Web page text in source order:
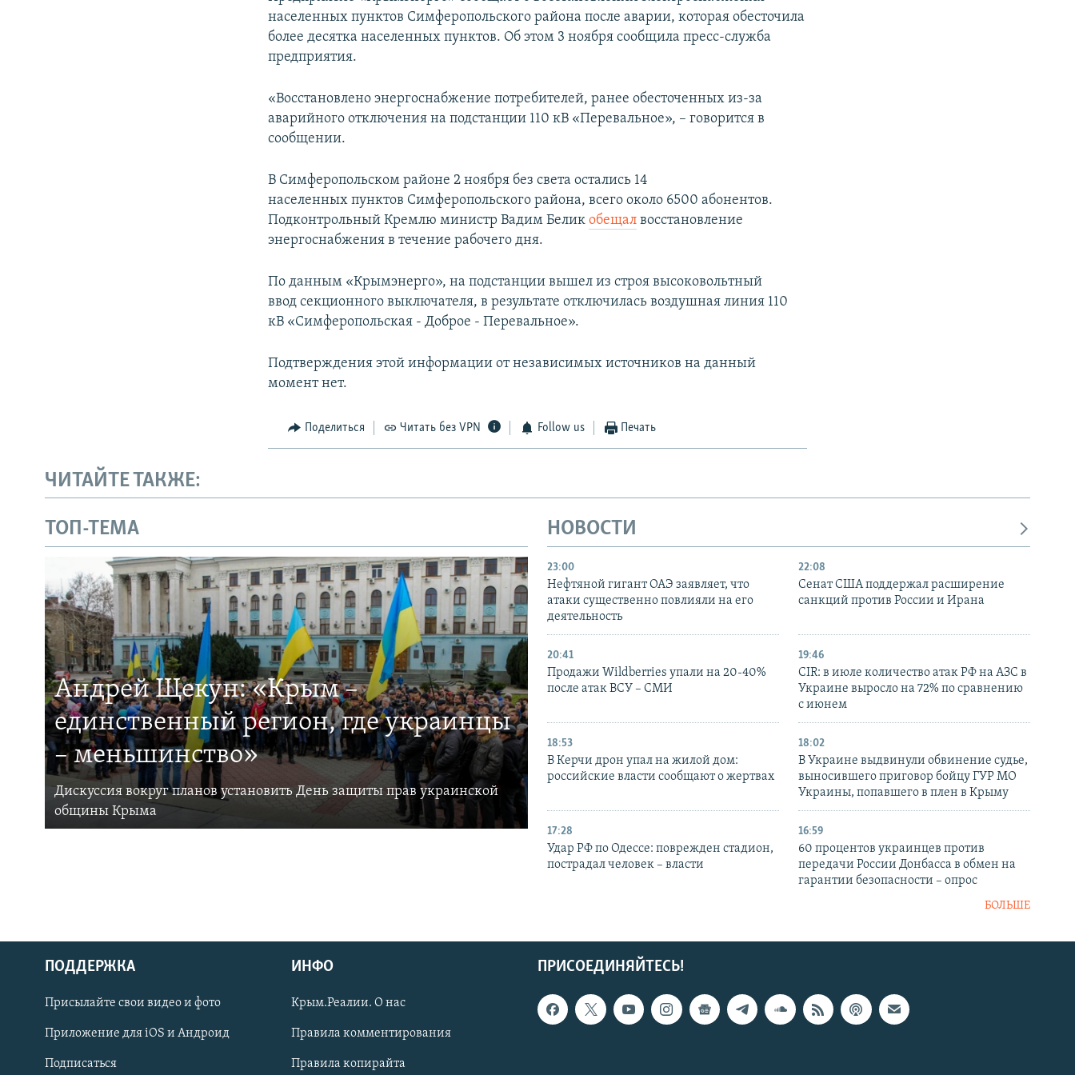
Українською
Qırımtatar
ПРИСОЕДИНЯЙТЕСЬ!
населенных пунктов Симферопольского района после аварии, которая обесточила
более десятка населенных пунктов. Об этом 3 ноября сообщила пресс-служба
предприятия.
«Восстановлено энергоснабжение потребителей, ранее обесточенных из-за
аварийного отключения на подстанции 110 кВ «Перевальное», – говорится в
сообщении.
В Симферопольском районе 2 ноября без света остались 14
населенных пунктов Симферопольского района, всего около 6500 абонентов.
Подконтрольный Кремлю министр Вадим Беликобещал восстановление
энергоснабжения в течение рабочего дня.
По данным «Крымэнерго», на подстанции вышел из строя высоковольтный
ввод секционного выключателя, в результате отключилась воздушная линия 110
кВ «Симферопольская - Доброе - Перевальное».
Подтверждения этой информации от независимых источников на данный
момент нет.
Поделиться Читать без VPN Follow us Печать
ЧИТАЙТЕ ТАКЖЕ:
ТОП-ТЕМА
Андрей Щекун: «Крым –
единственный регион, где украинцы
– меньшинство»
Дискуссия вокруг планов установить День защиты прав украинской
общины Крыма
НОВОСТИ
23:00
Нефтяной гигант ОАЭ заявляет, что
атаки существенно повлияли на его
деятельность
22:08
Сенат США поддержал расширение
санкций против России и Ирана
20:41
Продажи Wildberries упали на 20-40%
после атак ВСУ – СМИ
19:46
CIR: в июле количество атак РФ на АЗС в
Украине выросло на 72% по сравнению
с июнем
18:53
В Керчи дрон упал на жилой дом:
российские власти сообщают о жертвах
18:02
В Украине выдвинули обвинение судье,
выносившего приговор бойцу ГУР МО
Украины, попавшего в плен в Крыму
17:28
Удар РФ по Одессе: поврежден стадион,
пострадал человек – власти
16:59
60 процентов украинцев против
передачи России Донбасса в обмен на
гарантии безопасности – опрос
БОЛЬШЕ
ПРИСОЕДИНЯЙТЕСЬ!
ПОДДЕРЖКА
Присылайте свои видео и фото
Приложение для iOS и Андроид
Подписаться
ИНФО
Крым.Реалии. О нас
Правила комментирования
Правила копирайта